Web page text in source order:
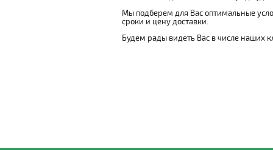
Мы подберем для Вас оптимальные
сроки и цену доставки.
Будем рады видеть Вас в числе наших